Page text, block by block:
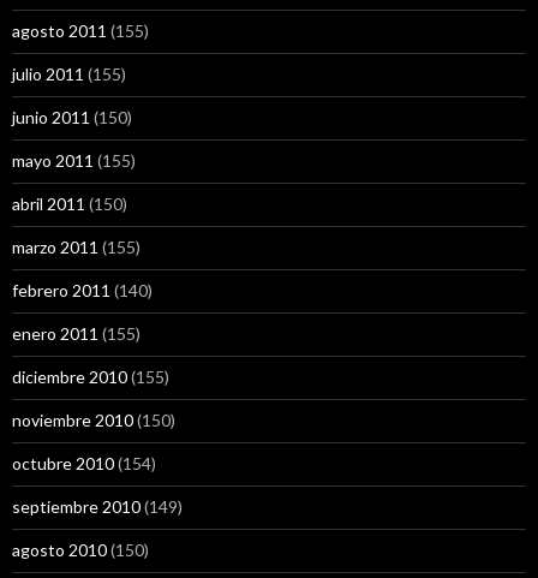
agosto 2011 (155)
julio 2011 (155)
junio 2011 (150)
mayo 2011 (155)
abril 2011 (150)
marzo 2011 (155)
febrero 2011 (140)
enero 2011 (155)
diciembre 2010(155)
noviembre 2010(150)
octubre 2010(154)
septiembre 2010(149)
agosto 2010(150)